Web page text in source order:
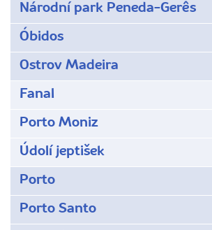
Národní park Peneda-Gerês
Óbidos
Ostrov Madeira
Fanal
Porto Moniz
Údolí jeptišek
Porto
Porto Santo